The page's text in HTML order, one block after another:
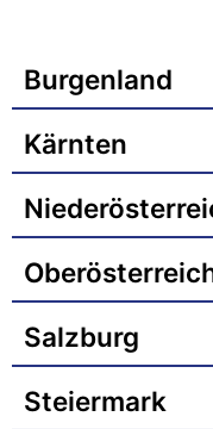
Burgenland
Kärnten
Salzburg
Steiermark